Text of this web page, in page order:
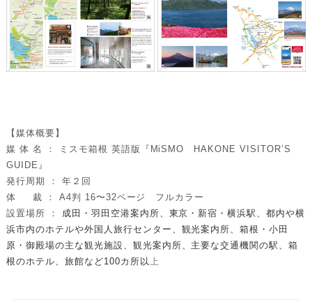
【媒体概要】
媒 体 名 ： ミスモ箱根 英語版『MiSMO HAKONE VISITOR’S
GUIDE』
発行周期 ： 年２回
体 裁 ： A4判 16〜32ページ フルカラー
設置場所 ：
成田・羽田空港案内所、東京・新宿・横浜駅、都内や横
浜市内のホテルや外国人旅行センター、観光案内所、箱根・小田
原・御殿場の主な観光施設、観光案内所、主要な交通機関の駅、箱
根のホテル、旅館など100カ所以
上